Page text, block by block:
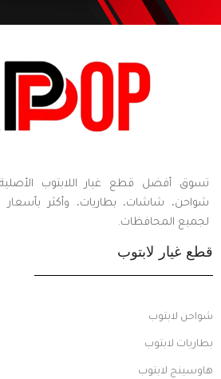
تسوق أفضل قطع غيار اللابتوب
شواحن، شاشات، بطاريات، وأكثر
لجميع المحافظات.
قطع غيار لابتوب
شواحن لابتوب
بطاريات لابتوب
هاوسينج لابتوب